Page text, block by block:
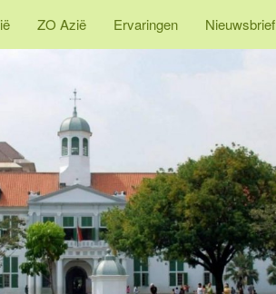
ZO Azië Ervaringen Nieuwsbrief